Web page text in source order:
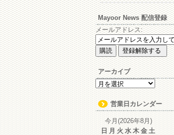
Mayoor News 配信登録
メールアドレス:
アーカイブ
ア
ー
カ
イ
ブ
営業日カレンダー
今月(2026年8月)
日 月 火 水 木 金 土